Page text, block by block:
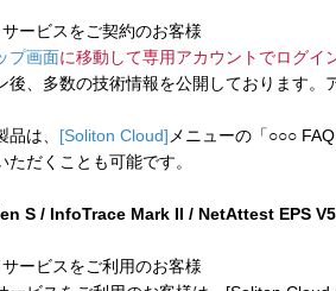
ービスをご契約のお客様
プ画面に移動して専用アカウントでログイ
、多数の技術情報を公開しております。
は、 [Soliton Cloud] メニューの「○○○
だくことも可能です。
S / InfoTrace Mark II / NetAttest EPS V5
ービスをご利用のお客様